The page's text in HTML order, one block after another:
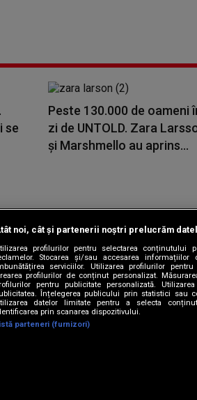
se
Peste 130.000 de oameni
zi de UNTOLD. Zara
și Marshmello au aprins...
2026 / DIGI ROMANIA S.A.
de confidențialitate|Contact/Info|
ne și pe
noi, cât și partenerii noștri prelucrăm
profilurilor pentru selectarea conținutului
Stocarea și/sau accesarea
serviciilor. Utilizarea profilurilor
profilurilor de conținut personalizat.
pentru publicitate personalizată.
Înțelegerea publicului prin statistici sau
datelor limitate pentru a selecta
prin scanarea dispozitivului.
parteneri (furnizori)